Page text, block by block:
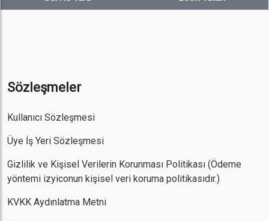
Sözleşmeler
Kullanıcı Sözleşmesi
Üye İş Yeri Sözleşmesi
Gizlilik ve Kişisel Verilerin Korunması Politikası (Ödeme
yöntemi izyiconun kişisel veri koruma politikasıdır.)
KVKK Aydınlatma Metni